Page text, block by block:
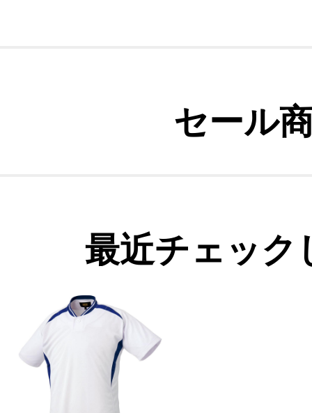
セール
最近チェック